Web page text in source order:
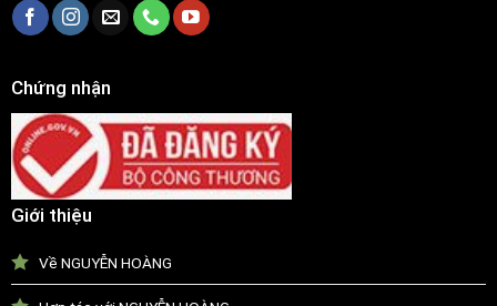
Chứng nhận
Giới thiệu
Về NGUYỄN HOÀNG